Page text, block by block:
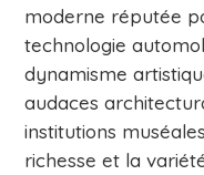
moderne réputée
technologie
dynamisme
audaces
institutions
richesse et la